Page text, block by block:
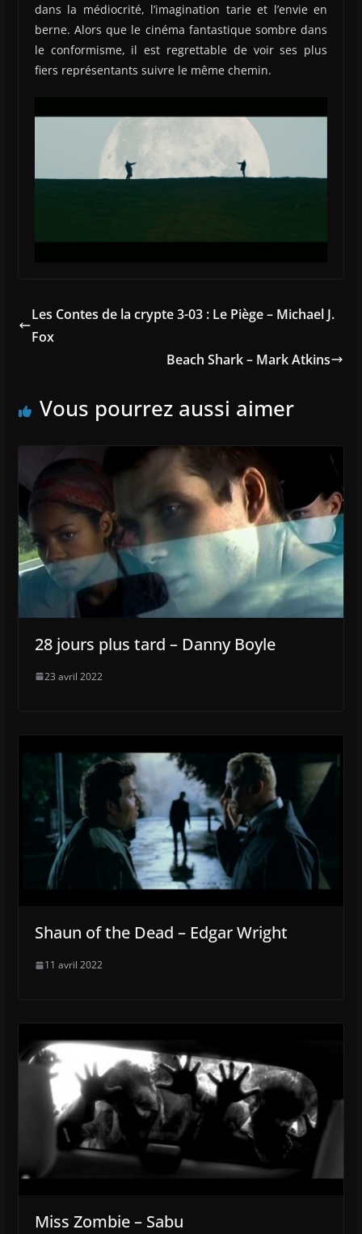
dans la médiocrité, l’imagination tarie et l’envie en
berne. Alors que le cinéma fantastique sombre dans
le conformisme, il est regrettable de voir ses plus
fiers représentants suivre le même chemin.
Les Contes de la crypte 3-03 : Le Piège – Michael J.
Fox
Beach Shark – Mark Atkins
Vous pourrez aussi aimer
28 jours plus tard – Danny Boyle
23 avril 2022
Shaun of the Dead – Edgar Wright
11 avril 2022
Miss Zombie – Sabu